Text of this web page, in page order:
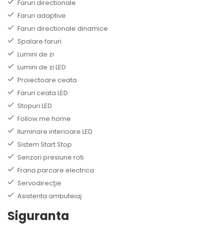
Faruri directionale
Faruri adaptive
Faruri directionale dinamice
Spalare faruri
Lumini de zi
Lumini de zi LED
Proiectoare ceata
Faruri ceata LED
Stopuri LED
Follow me home
Iluminare interioare LED
Sistem Start Stop
Senzori presiune roti
Frana parcare electrica
Servodirecţie
Asistenta ambuteiaj
Siguranta